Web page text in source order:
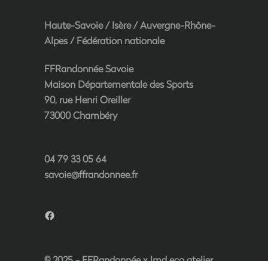
Haute-Savoie/Isère/Auvergne-Rhône-
Alpes/Fédération nationale
FFRandonnée Savoie
Maison Départementale des Sports
90, rue Henri Oreiller
73000 Chambéry
04 79 33 05 64
savoie@ffrandonnee.fr
Facebook